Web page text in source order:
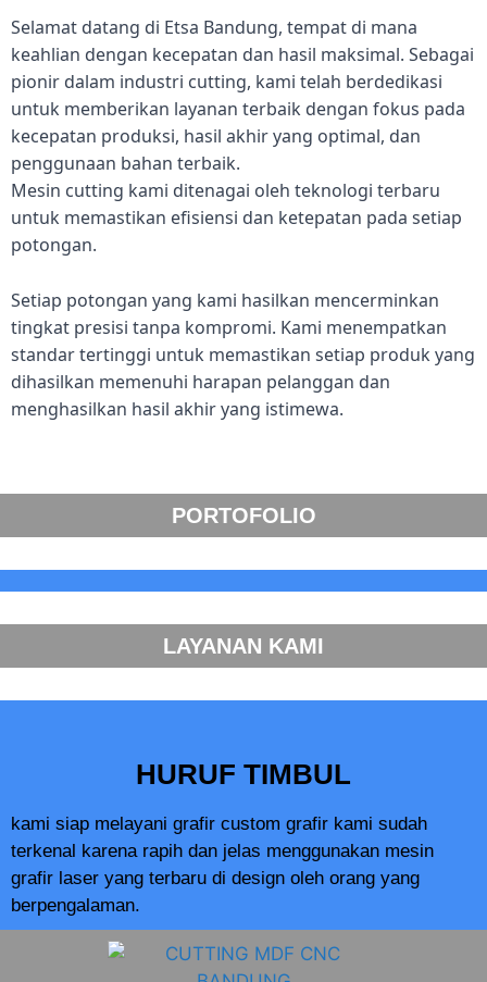
Selamat datang di Etsa Bandung, tempat di mana
keahlian dengan kecepatan dan hasil maksimal. Sebagai
pionir dalam industri cutting, kami telah berdedikasi
untuk memberikan layanan terbaik dengan fokus pada
kecepatan produksi, hasil akhir yang optimal, dan
penggunaan bahan terbaik.
Mesin cutting kami ditenagai oleh teknologi terbaru
untuk memastikan efisiensi dan ketepatan pada setiap
potongan.
Setiap potongan yang kami hasilkan mencerminkan
tingkat presisi tanpa kompromi. Kami menempatkan
standar tertinggi untuk memastikan setiap produk yang
dihasilkan memenuhi harapan pelanggan dan
menghasilkan hasil akhir yang istimewa.
PORTOFOLIO
LAYANAN KAMI
HURUF TIMBUL
kami siap melayani grafir custom grafir kami sudah
terkenal karena rapih dan jelas menggunakan mesin
grafir laser yang terbaru di design oleh orang yang
berpengalaman.